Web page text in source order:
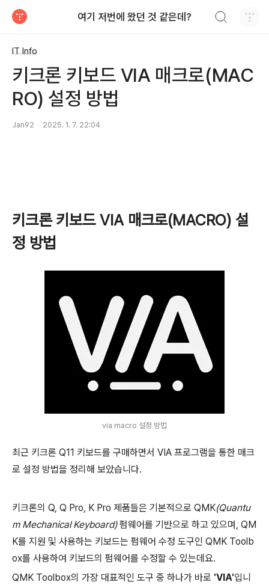
여기 저번에 왔던 것 같은데?
IT Info
키크론 키보드 VIA 매크로(MAC
RO) 설정 방법
Jan92 2025. 1. 7. 22:04
키크론 키보드 VIA 매크로(MACRO) 설
정 방법
via macro 설정 방법
최근 키크론 Q11 키보드를 구매하면서 VIA 프로그램을 통한 매크
로 설정 방법을 정리해 보았습니다.
키크론의 Q, Q Pro, K Pro 제품들은 기본적으로 QMK(Quantu
m Mechanical Keyboard)펌웨어를 기반으로 하고 있으며, QM
K를 지원 및 사용하는 키보드는 펌웨어 수정 도구인 QMK Toolb
ox를 사용하여 키보드의 펌웨어를 수정할 수 있는데요.
QMK Toolbox의 가장 대표적인 도구 중 하나가 바로 'VIA'입니